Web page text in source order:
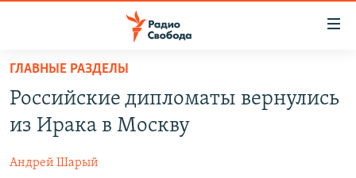
упрощенного
доступа
Вернуться
основному
АВТОРСКИЕ ПРОЕКТЫ
ЦИТАТЫ СВОБОДЫ
ГЛАВНЫЕ РАЗДЕЛЫ
Российские дипломаты вернулись
из Ирака в Москву
Андрей Шарый